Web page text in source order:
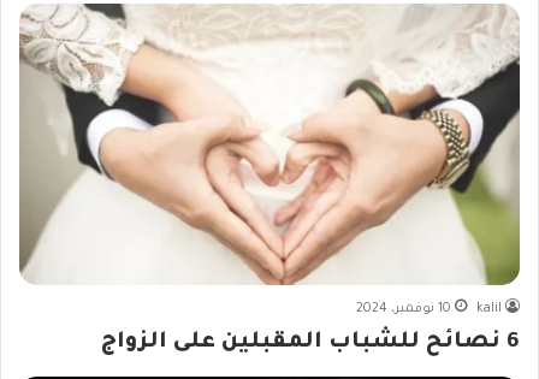
kalil 10 نوفمبر، 2024
6 نصائح للشباب المقبلين على الزواج